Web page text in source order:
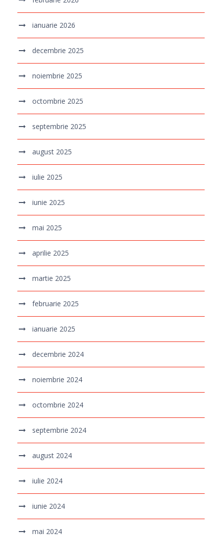
ianuarie 2026
decembrie 2025
noiembrie 2025
octombrie 2025
septembrie 2025
august 2025
iulie 2025
iunie 2025
mai 2025
aprilie 2025
martie 2025
februarie 2025
ianuarie 2025
decembrie 2024
noiembrie 2024
octombrie 2024
septembrie 2024
august 2024
iulie 2024
iunie 2024
mai 2024